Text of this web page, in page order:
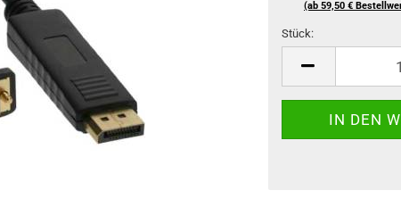
(ab 59,50 €
Stück:
Stück